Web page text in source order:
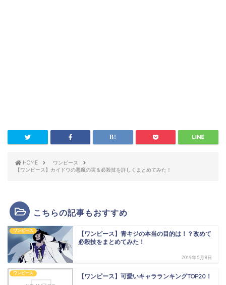
HOME
ワンピース
【ワンピース】カイドウの悪魔の実＆必殺技を詳しくまとめてみた！
こちらの記事もおすすめ
ワンピース
【ワンピース】青キジの本当の目的は！？改めて
必殺技をまとめてみた！
2019年5月8日
ワンピース 【ワンピース】可愛いキャラランキングTOP20！